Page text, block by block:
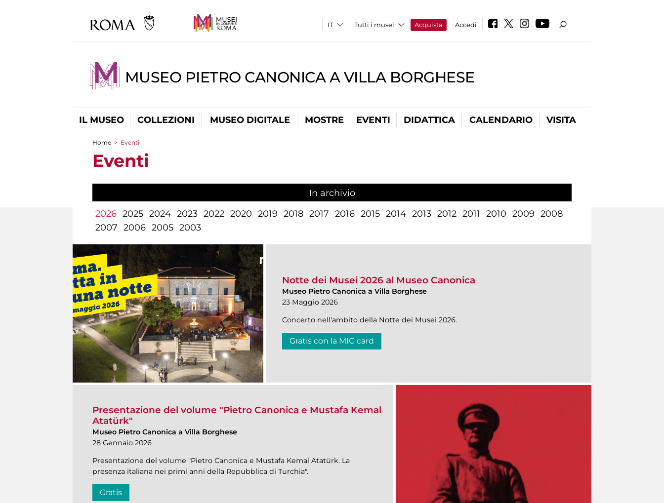
Tutti i musei Acquista Accedi
MUSEO PIETRO CANONICA A VILLA BORGHESE
IL MUSEO COLLEZIONI MUSEO DIGITALE MOSTRE EVENTI DIDATTICA CALENDARIO VISITA
Tu sei qui
Home > Eventi
Eventi
In archivio
2026 2025 2024 2023 2022 2020 2019 2018 2017 2016 2015 2014 2013 2012 2011 2010 2009 2008
2007 2006 2005 2003
Notte dei Musei 2026 al Museo Canonica
Museo Pietro Canonica a Villa Borghese
23 Maggio 2026
Concerto nell'ambito della Notte dei Musei 2026.
Gratis con la MIC card
Presentazione del volume "Pietro Canonica e Mustafa Kemal
Atatürk"
Museo Pietro Canonica a Villa Borghese
28 Gennaio 2026
Presentazione del volume "Pietro Canonica e Mustafa Kemal Atatürk. La
presenza italiana nei primi anni della Repubblica di Turchia".
Gratis